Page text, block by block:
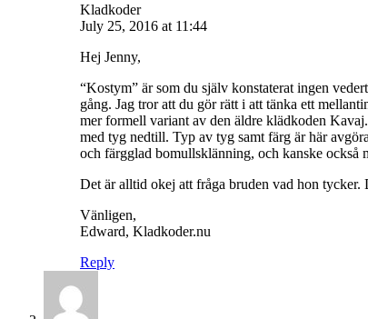
Kladkoder
July 25, 2016 at 11:44
Hej Jenny,
“Kostym” är som du själv konstaterat ingen
gång. Jag tror att du gör rätt i att tänka ett
mer formell variant av den äldre klädkoden
med tyg nedtill. Typ av tyg samt färg är här
och färgglad bomullsklänning, och kanske också
Det är alltid okej att fråga bruden vad hon
Vänligen,
Edward, Kladkoder.nu
Reply